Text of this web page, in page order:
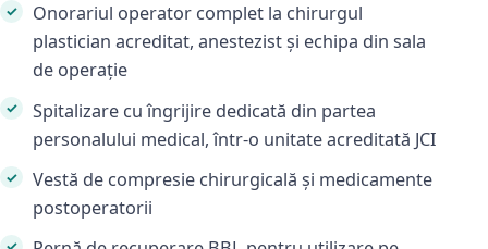
Onorariul operator complet la chirurgul
plastician acreditat, anestezist și echipa din sala
de operație
Spitalizare cu îngrijire dedicată din partea
personalului medical, într-o unitate acreditată JCI
Vestă de compresie chirurgicală și medicamente
postoperatorii